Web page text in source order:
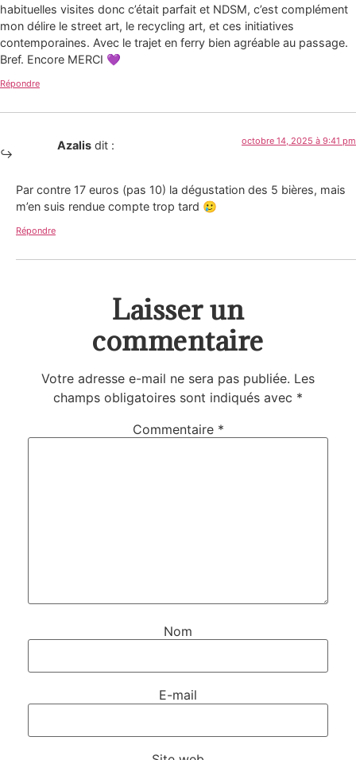
habituelles visites donc c’était parfait et NDSM, c’est complément
mon délire le street art, le recycling art, et ces initiatives
contemporaines. Avec le trajet en ferry bien agréable au passage.
Bref. Encore MERCI 💜
Répondre
Azalis dit : octobre 14, 2025 à 9:41 pm
Par contre 17 euros (pas 10) la dégustation des 5 bières, mais
m’en suis rendue compte trop tard 🥲
Répondre
Laisser un
commentaire
Votre adresse e-mail ne sera pas publiée. Les
champs obligatoires sont indiqués avec *
Commentaire *
Nom
E-mail